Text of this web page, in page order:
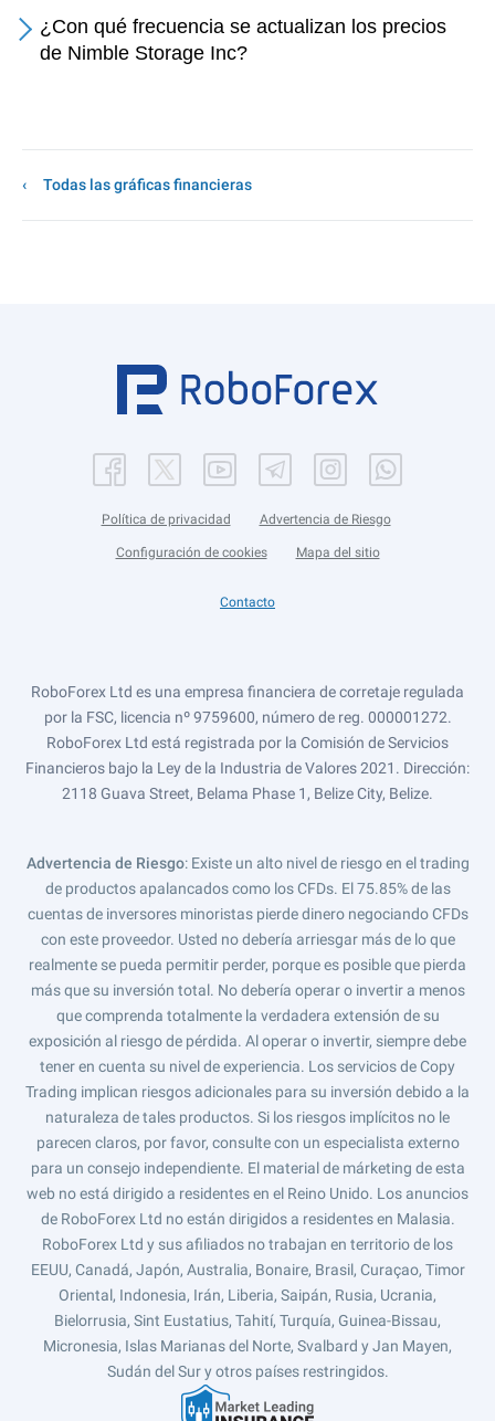
¿Con qué frecuencia se actualizan los precios
de Nimble Storage Inc?
Todas las gráficas financieras
Política de privacidad Advertencia de Riesgo
Configuración de cookies Mapa del sitio
Contacto
RoboForex Ltd es una empresa financiera de corretaje regulada
por la FSC, licencia nº 9759600, número de reg. 000001272.
RoboForex Ltd está registrada por la Comisión de Servicios
Financieros bajo la Ley de la Industria de Valores 2021. Dirección:
2118 Guava Street, Belama Phase 1, Belize City, Belize.
Advertencia de Riesgo: Existe un alto nivel de riesgo en el trading
de productos apalancados como los CFDs. El 75.85% de las
cuentas de inversores minoristas pierde dinero negociando CFDs
con este proveedor. Usted no debería arriesgar más de lo que
realmente se pueda permitir perder, porque es posible que pierda
más que su inversión total. No debería operar o invertir a menos
que comprenda totalmente la verdadera extensión de su
exposición al riesgo de pérdida. Al operar o invertir, siempre debe
tener en cuenta su nivel de experiencia. Los servicios de Copy
Trading implican riesgos adicionales para su inversión debido a la
naturaleza de tales productos. Si los riesgos implícitos no le
parecen claros, por favor, consulte con un especialista externo
para un consejo independiente. El material de márketing de esta
web no está dirigido a residentes en el Reino Unido. Los anuncios
de RoboForex Ltd no están dirigidos a residentes en Malasia.
RoboForex Ltd y sus afiliados no trabajan en territorio de los
EEUU, Canadá, Japón, Australia, Bonaire, Brasil, Curaçao, Timor
Oriental, Indonesia, Irán, Liberia, Saipán, Rusia, Ucrania,
Bielorrusia, Sint Eustatius, Tahití, Turquía, Guinea-Bissau,
Micronesia, Islas Marianas del Norte, Svalbard y Jan Mayen,
Sudán del Sur y otros países restringidos.